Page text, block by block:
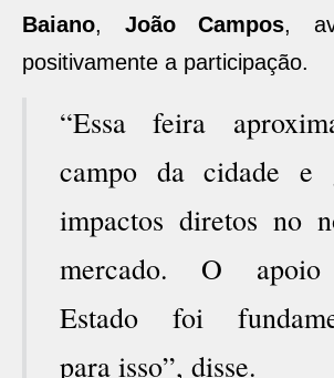
Baiano, João Campos,
positivamente a participação.
“Essa feira
campo da cidade e
impactos diretos no
mercado. O
Estado foi
para isso”, disse.